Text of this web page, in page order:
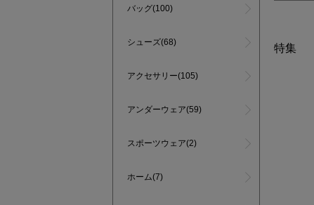
バッグ(100)
シューズ(68)
アクセサリー(105)
アンダーウェア(59)
スポーツウェア(2)
ホーム(7)
特集